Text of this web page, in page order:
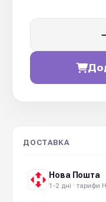
−
ДОСТАВКА
Нова Пошта
1-2 дні · тарифи